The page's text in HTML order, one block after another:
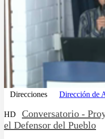
Direcciones Dirección de
HD
Conversatorio -
el Defensor del Pueblo